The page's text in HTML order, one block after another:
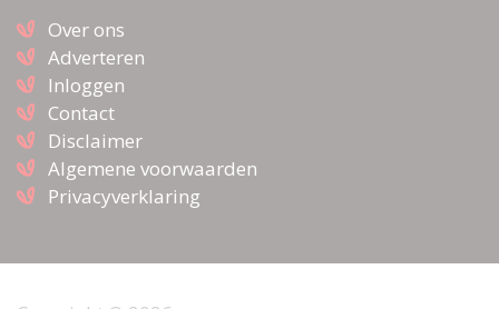
Over ons
Adverteren
Inloggen
Contact
Disclaimer
Algemene voorwaarden
Privacyverklaring